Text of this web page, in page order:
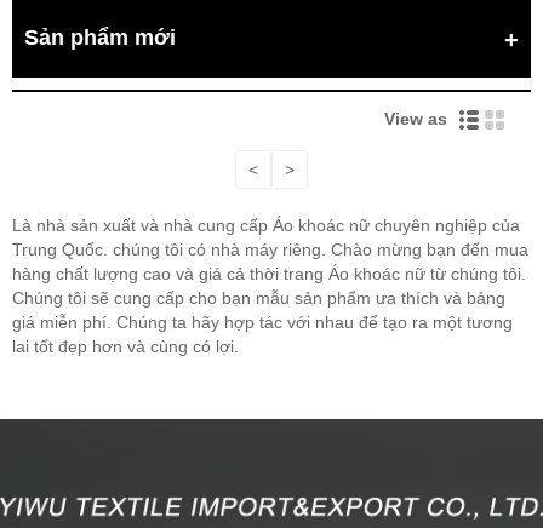
Sản phẩm mới
View as
< >
Là nhà sản xuất và nhà cung cấp Áo khoác nữ chuyên nghiệp của
Trung Quốc. chúng tôi có nhà máy riêng. Chào mừng bạn đến mua
hàng chất lượng cao và giá cả thời trang Áo khoác nữ từ chúng tôi.
Chúng tôi sẽ cung cấp cho bạn mẫu sản phẩm ưa thích và bảng
giá miễn phí. Chúng ta hãy hợp tác với nhau để tạo ra một tương
lai tốt đẹp hơn và cùng có lợi.